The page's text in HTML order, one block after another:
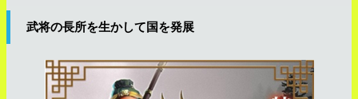
武将の長所を生かして国を発展